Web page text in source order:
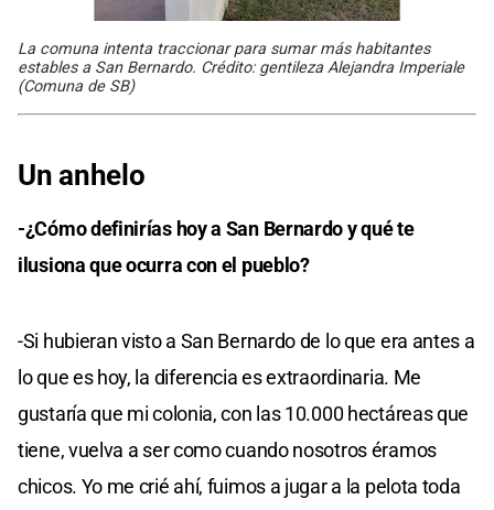
La comuna intenta traccionar para sumar más habitantes
estables a San Bernardo. Crédito: gentileza Alejandra Imperiale
(Comuna de SB)
Un anhelo
-¿Cómo definirías hoy a San Bernardo y qué te
ilusiona que ocurra con el pueblo?
-Si hubieran visto a San Bernardo de lo que era antes a
lo que es hoy, la diferencia es extraordinaria. Me
gustaría que mi colonia, con las 10.000 hectáreas que
tiene, vuelva a ser como cuando nosotros éramos
chicos. Yo me crié ahí, fuimos a jugar a la pelota toda